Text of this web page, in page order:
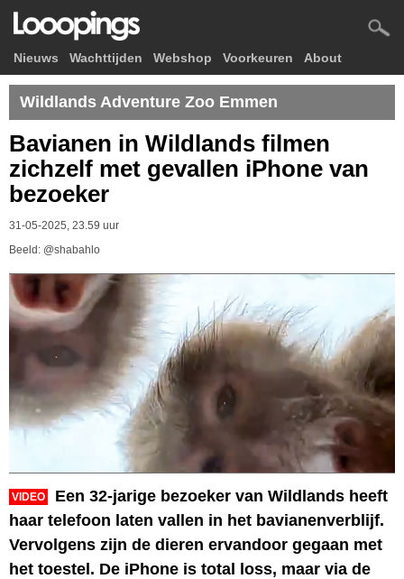
Nieuws Wachttijden Webshop Voorkeuren About
Wildlands Adventure Zoo Emmen
Bavianen in Wildlands filmen
zichzelf met gevallen iPhone van
bezoeker
31-05-2025, 23.59 uur
Beeld: @shabahlo
VIDEO
Een 32-jarige bezoeker van Wildlands heeft
haar telefoon laten vallen in het bavianenverblijf.
Vervolgens zijn de dieren ervandoor gegaan met
het toestel. De iPhone is total loss, maar via de